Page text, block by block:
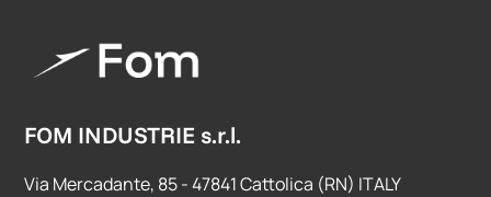
FOM INDUSTRIE s.r.l.
Via Mercadante, 85 - 47841 Cattolica (RN) ITALY